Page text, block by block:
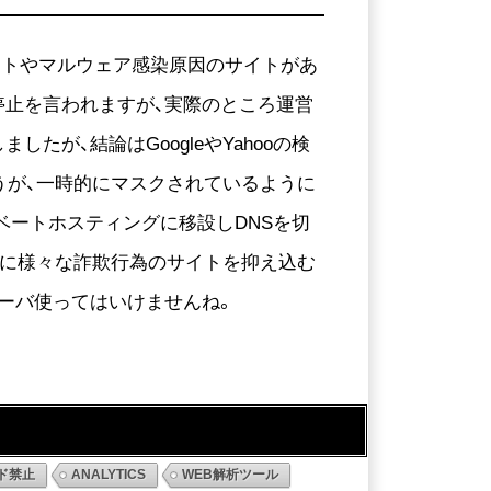
やマルウェア感染原因のサイトがあ
を言われますが、実際のところ運営
したが、結論はGoogleやYahooの検
、一時的にマスクされているように
ートホスティングに移設しDNSを切
様々な詐欺行為のサイトを抑え込む
使ってはいけませんね。
禁止 ANALYTICS WEB解析ツール